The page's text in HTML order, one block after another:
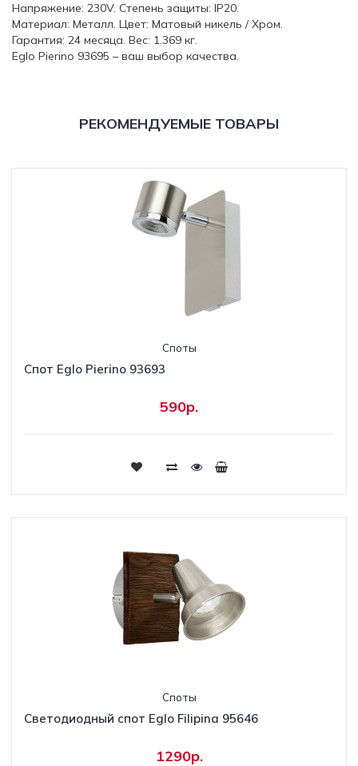
Напряжение: 230V. Степень защиты: IP20.
Материал: Металл. Цвет: Матовый никель / Хром.
Гарантия: 24 месяца. Вес: 1.369 кг.
Eglo Pierino 93695 – ваш выбор качества.
РЕКОМЕНДУЕМЫЕ ТОВАРЫ
Споты
Спот Eglo Pierino 93693
590р.
Споты
Светодиодный спот Eglo Filipina 95646
1290р.